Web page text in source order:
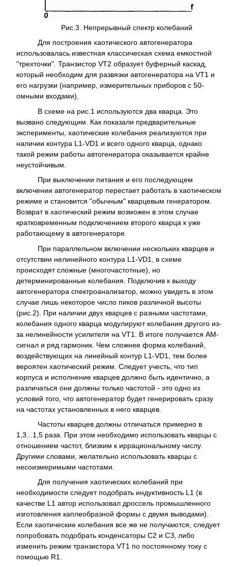
Рис.3. Непрерывный спектр колебаний
Для построения хаотического автогенератора
использовалась известная классическая схема емкостной
"трехточки". Транзистор VT2 образует буферный каскад,
который необходим для развязки автогенератора на VT1 и
его нагрузки (например, измерительных приборов с 50-
омными входами).
В схеме на рис.1 используются два кварца. Это
вызвано следующим. Как показали предварительные
эксперименты, хаотические колебания реализуются при
наличии контура L1-VD1 и всего одного кварца, однако
такой режим работы автогенератора оказывается крайне
неустойчивым.
При выключении питания и его последующем
включении автогенератор перестает работать в хаотическом
режиме и становится "обычным" кварцевым генератором.
Возврат в хаотический режим возможен в этом случае
кратковременным подключением второго кварца к уже
работающему в автогенераторе.
При параллельном включении нескольких кварцев и
отсутствии нелинейного контура L1-VD1, в схеме
происходят сложные (многочастотные), но
детерминированные колебания. Подключив к выходу
автогенератора спектроанализатор, можно увидеть в этом
случае лишь некоторое число пиков различной высоты
(рис.2). При наличии двух кварцев с разными частотами,
колебания одного кварца модулируют колебания другого из-
за нелинейности усилителя на VT1. В итоге получается АМ-
сигнал и ряд гармоник. Чем сложнее форма колебаний,
воздействующих на линейный контур L1-VD1, тем более
вероятен хаотический режим. Следует учесть, что тип
корпуса и исполнение кварцев должно быть идентично, а
различаться они должны только частотой - это одно из
условий того, что автогенератор будет генерировать сразу
на частотах установленных в него кварцев.
Частоты кварцев должны отличаться примерно в
1,3...1,5 раза. При этом необходимо использовать кварцы с
отношением частот, близким к иррациональному числу.
Другими словами, желательно использовать кварцы с
несоизмеримыми частотами.
Для получения хаотических колебаний при
необходимости следует подобрать индуктивность L1 (в
качестве L1 автор использовал дроссель промышленного
изготовления каплеобразной формы с двумя выводами).
Если хаотические колебания все же не получаются, следует
попробовать подобрать конденсаторы С2 и СЗ, либо
изменить режим транзистора VT1 по постоянному току с
помощью R1.